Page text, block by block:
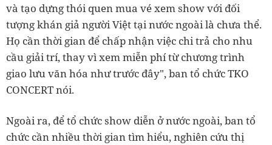
và tạo dựng thói quen mua vé xem show với đối
tượng khán giả người Việt tại nước ngoài là chưa thể.
Họ cần thời gian để chấp nhận việc chi trả cho nhu
cầu giải trí, thay vì xem miễn phí từ chương trình
giao lưu văn hóa như trước đây", ban tổ chức TKO
CONCERT nói.
Ngoài ra, để tổ chức show diễn ở nước ngoài, ban tổ
chức cần nhiều thời gian tìm hiểu, nghiên cứu thị